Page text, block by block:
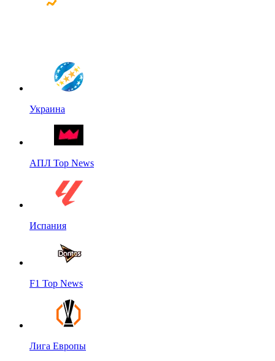
Украина
АПЛ Top News
Испания
F1 Top News
Лига Европы